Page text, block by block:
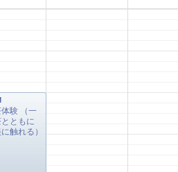
験 （一
とともに
触れる）